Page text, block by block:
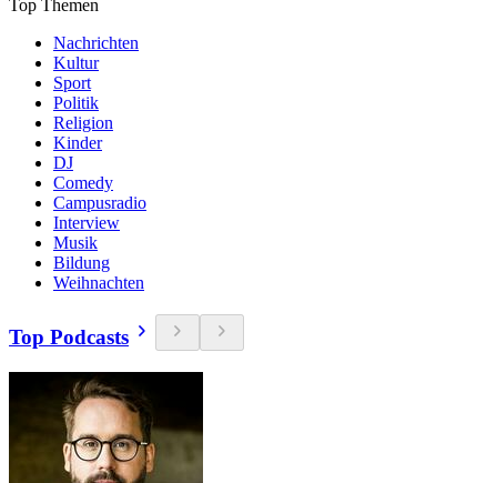
Top Themen
Nachrichten
Kultur
Sport
Politik
Religion
Kinder
DJ
Comedy
Campusradio
Interview
Musik
Bildung
Weihnachten
Top Podcasts